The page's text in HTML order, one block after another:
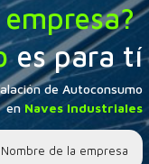
empresa?
es para tí
de Autoconsumo
en Naves Industriales